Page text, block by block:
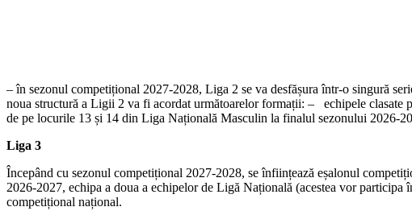
– în sezonul competițional 2027-2028, Liga 2 se va desfășura într-o singură
noua structură a Ligii 2 va fi acordat următoarelor formații: – ⁠ ⁠ echipele
de pe locurile 13 și 14 din Liga Națională Masculin la finalul sezonului 2026-
Liga 3
Începând cu sezonul competițional 2027-2028, se înființează eșalonul
2026-2027, echipa a doua a echipelor de Ligă Națională (acestea vor
competițional național.